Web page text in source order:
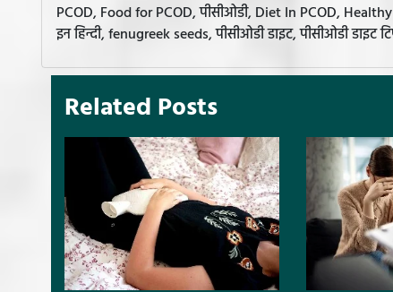
PCOD, Food for PCOD, पीसीओडी, Diet In PCOD,
इन हिन्दी, fenugreek seeds, पीसीओडी डाइट, पीसीओडी
Related Posts